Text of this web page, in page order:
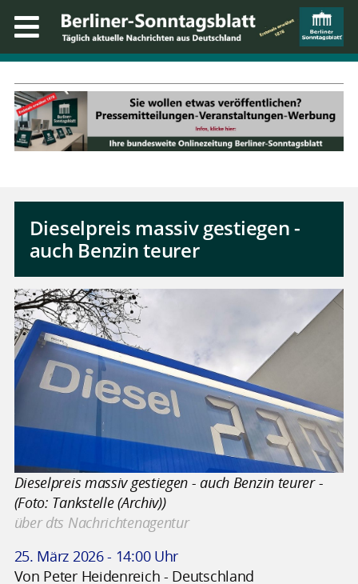
Dieselpreis massiv gestiegen -
auch Benzin teurer
Dieselpreis massiv gestiegen - auch Benzin teurer -
(Foto: Tankstelle (Archiv))
über dts Nachrichtenagentur
25. März 2026 - 14:00 Uhr
Von Peter Heidenreich - Deutschland